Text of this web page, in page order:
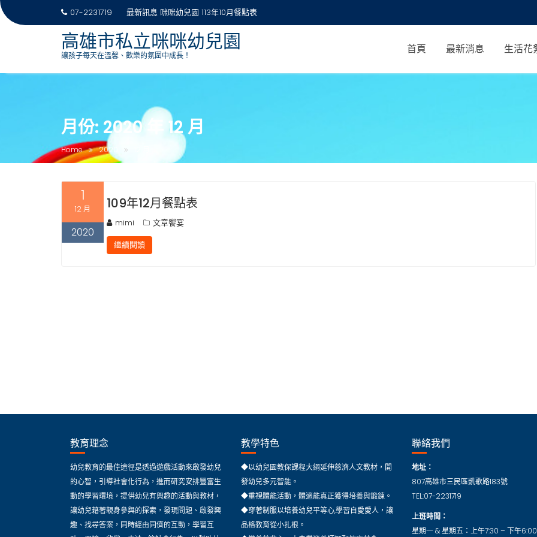
07-2231719 最新訊息 咪咪幼兒園 113年10月餐點表
高雄市私立咪咪幼兒園
讓孩子每天在溫馨、歡樂的氛圍中成長！ 首頁 最新消息 生活花
月份: 2020 年 12 月
Home 2020
1
12 月
2020
109年12月餐點表
mimi
文章饗宴
繼續閱讀
教育理念
幼兒教育的最佳途徑是透過遊戲活動來啟發幼兒
的心智，引導社會化行為，進而研究安排豐富生
動的學習環境，提供幼兒有興趣的活動與教材，
讓幼兒藉著親身參與的探索，發現問題、啟發興
趣、找尋答案，同時經由同儕的互動，學習互
教學特色
◆以幼兒園教保課程大綱延伸慈濟人文教材，開
發幼兒多元智能。
◆重視體能活動，體適能真正獲得培養與鍛鍊。
◆穿著制服以培養幼兒平等心,學習自愛愛人，讓
品格教育從小扎根。
聯絡我們
地址：
807高雄市三民區凱歌路183號
TEL:07-2231719
上班時間：
星期一 & 星期五：上午7:30 – 下午6:00